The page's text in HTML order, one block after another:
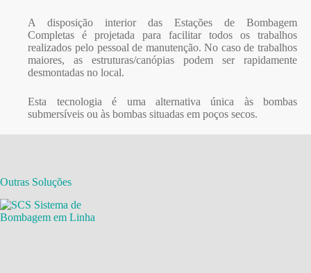
A disposição interior dasEstações de Bombagem
Completasé projetada para facilitar todos os trabalhos
realizados pelo pessoal de manutenção. No caso de trabalhos
maiores, as estruturas/canópias podem ser rapidamente
desmontadas no local.
Esta tecnologia é uma alternativa única às bombas
submersíveis ou às bombas situadas em poços secos.
Outras Soluções